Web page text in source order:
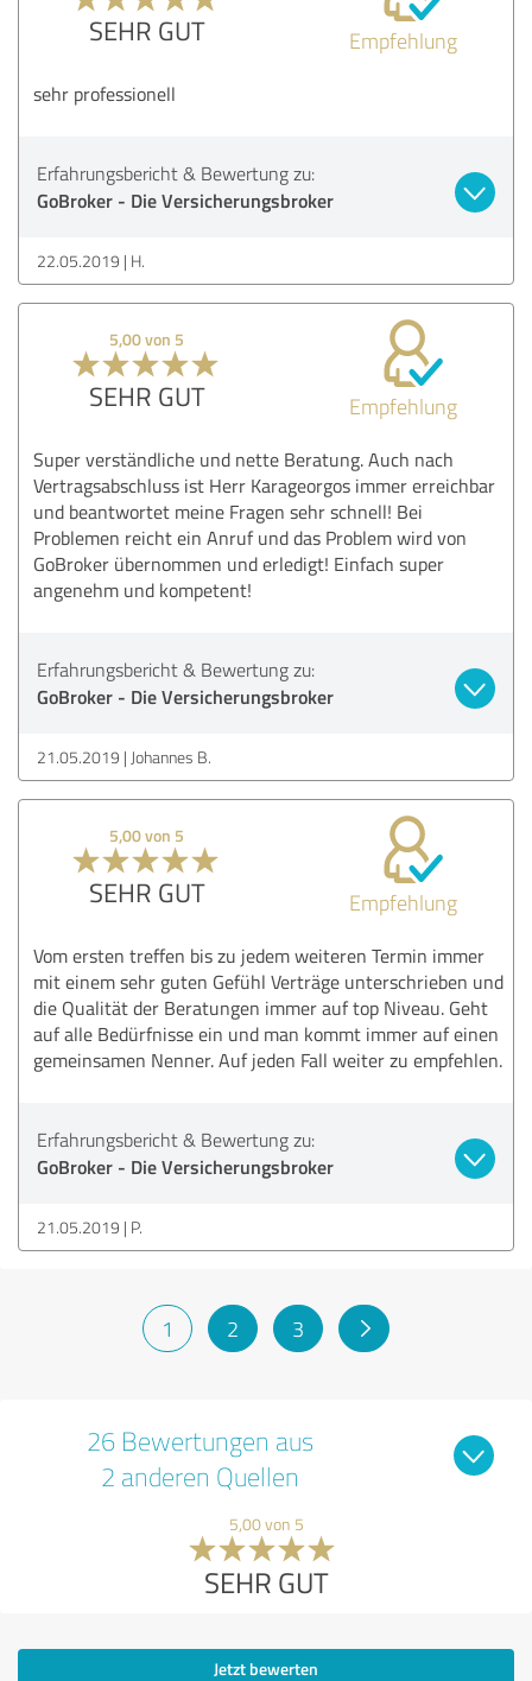
SEHR GUT Empfehlung
sehr professionell
Erfahrungsbericht & Bewertung zu:
GoBroker - Die Versicherungsbroker
22.05.2019 H.
5,00 von 5
SEHR GUT Empfehlung
Super verständliche und nette Beratung. Auch nach
Vertragsabschluss ist Herr Karageorgos immer erreichbar
und beantwortet meine Fragen sehr schnell! Bei
Problemen reicht ein Anruf und das Problem wird von
GoBroker übernommen und erledigt! Einfach super
angenehm und kompetent!
Erfahrungsbericht & Bewertung zu:
GoBroker - Die Versicherungsbroker
21.05.2019 Johannes B.
5,00 von 5
SEHR GUT Empfehlung
Vom ersten treffen bis zu jedem weiteren Termin immer
mit einem sehr guten Gefühl Verträge unterschrieben und
die Qualität der Beratungen immer auf top Niveau. Geht
auf alle Bedürfnisse ein und man kommt immer auf einen
gemeinsamen Nenner. Auf jeden Fall weiter zu empfehlen.
Erfahrungsbericht & Bewertung zu:
GoBroker - Die Versicherungsbroker
21.05.2019 P.
1 2 3
26 Bewertungen aus
2 anderen Quellen
5,00 von 5
SEHR GUT
Jetzt bewerten